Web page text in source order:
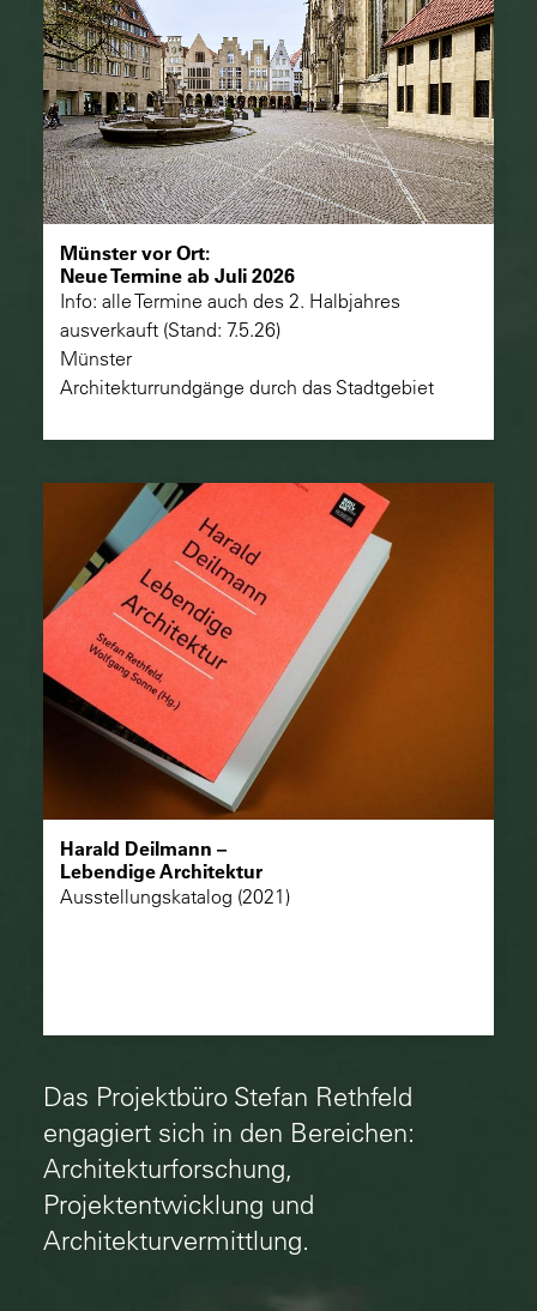
Münster vor Ort:
Neue Termine ab Juli 2026
Info: alle Termine auch des 2. Halbjahres
ausverkauft (Stand: 7.5.26)
Münster
Architekturrundgänge durch das Stadtgebiet
Harald Deilmann –
Lebendige Architektur
Ausstellungskatalog (2021)
Das Projektbüro Stefan Rethfeld
engagiert sich in den Bereichen:
Architekturforschung,
Projektentwicklung und
Architekturvermittlung.